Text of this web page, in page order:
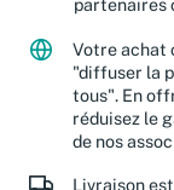
partenaires
Votre achat
"diffuser la
tous". En
réduisez le
de nos